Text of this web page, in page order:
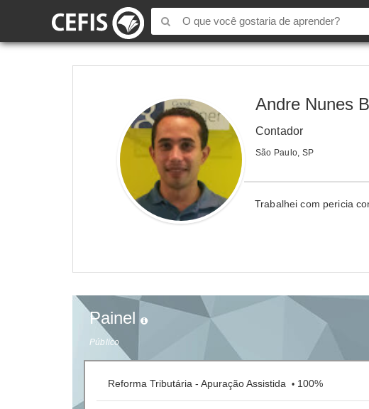
Andre Nunes
Contador
São Paulo, SP
Trabalhei com pericia
Painel
Público
Reforma Tributária - Apuração Assistida • 100%